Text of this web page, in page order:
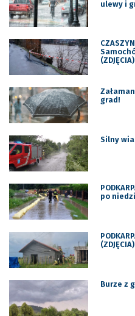
ulewy i
(ZDJĘCIA)
grad!
Silny
po
(ZDJĘCIA)
Burze z